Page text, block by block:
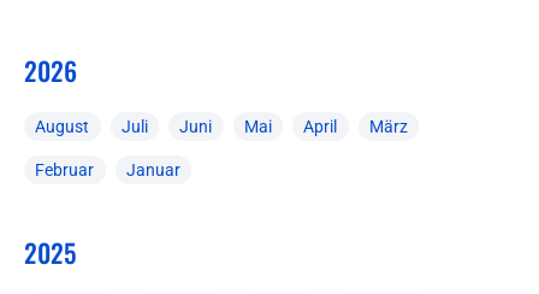
2026
August Juli Juni Mai April März
Februar Januar
2025